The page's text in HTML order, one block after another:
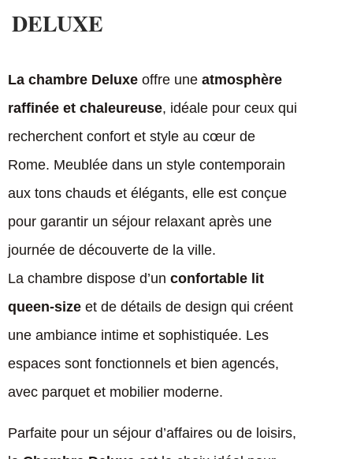
DELUXE
La chambre Deluxe offre une atmosphère
raffinée et chaleureuse, idéale pour ceux qui
recherchent confort et style au cœur de
Rome. Meublée dans un style contemporain
aux tons chauds et élégants, elle est conçue
pour garantir un séjour relaxant après une
journée de découverte de la ville.
La chambre dispose d’un confortable lit
queen-size et de détails de design qui créent
une ambiance intime et sophistiquée. Les
espaces sont fonctionnels et bien agencés,
avec parquet et mobilier moderne.
Parfaite pour un séjour d’affaires ou de loisirs,